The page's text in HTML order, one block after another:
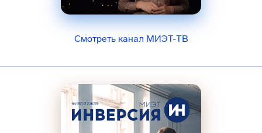
Смотреть канал МИЭТ-ТВ